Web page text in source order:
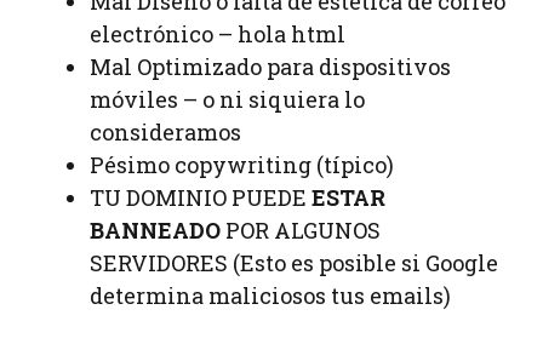
electrónico – hola html
Mal Optimizado para dispositivos
móviles – o ni siquiera lo
consideramos
Pésimo copywriting (típico)
TU DOMINIO PUEDE ESTAR
BANNEADO POR ALGUNOS
SERVIDORES (Esto es posible si Google
determina maliciosos tus emails)